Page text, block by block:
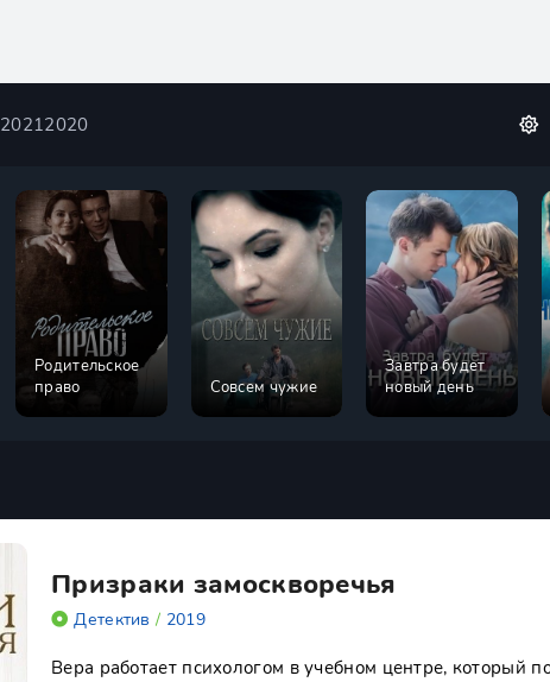
20212020
Родительское
право
Совсем чужие
Завтра будет
новый день
Призраки замоскворечья
Детектив / 2019
Вера работает психологом в учебном центре, который